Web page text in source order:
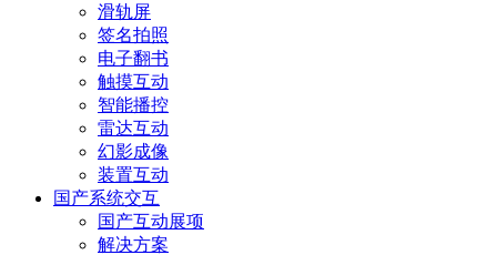
滑轨屏
签名拍照
电子翻书
触摸互动
智能播控
雷达互动
幻影成像
装置互动
国产系统交互
国产互动展项
解决方案